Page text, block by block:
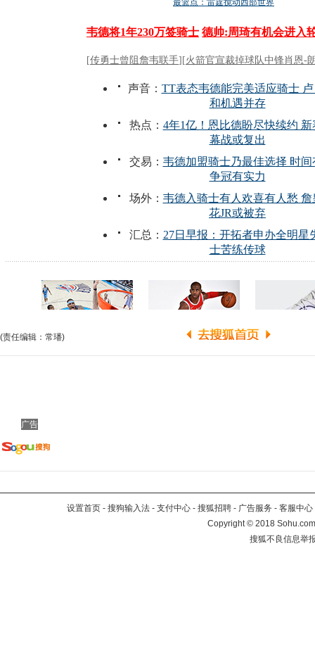
(责任编辑：常璠)
广告
设置首页 - 搜狗输入法 - 支付中心 - 搜狐招聘 - 广告服务 - 客服中心
Copyright©2018
搜狐不良信息举